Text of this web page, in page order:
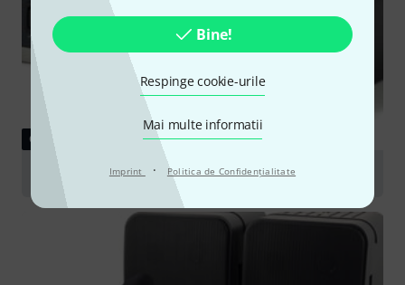
Bine!
Respinge cookie-urile
Mai multe informatii
Imprint · Politica de Confidenţialitate
GHID